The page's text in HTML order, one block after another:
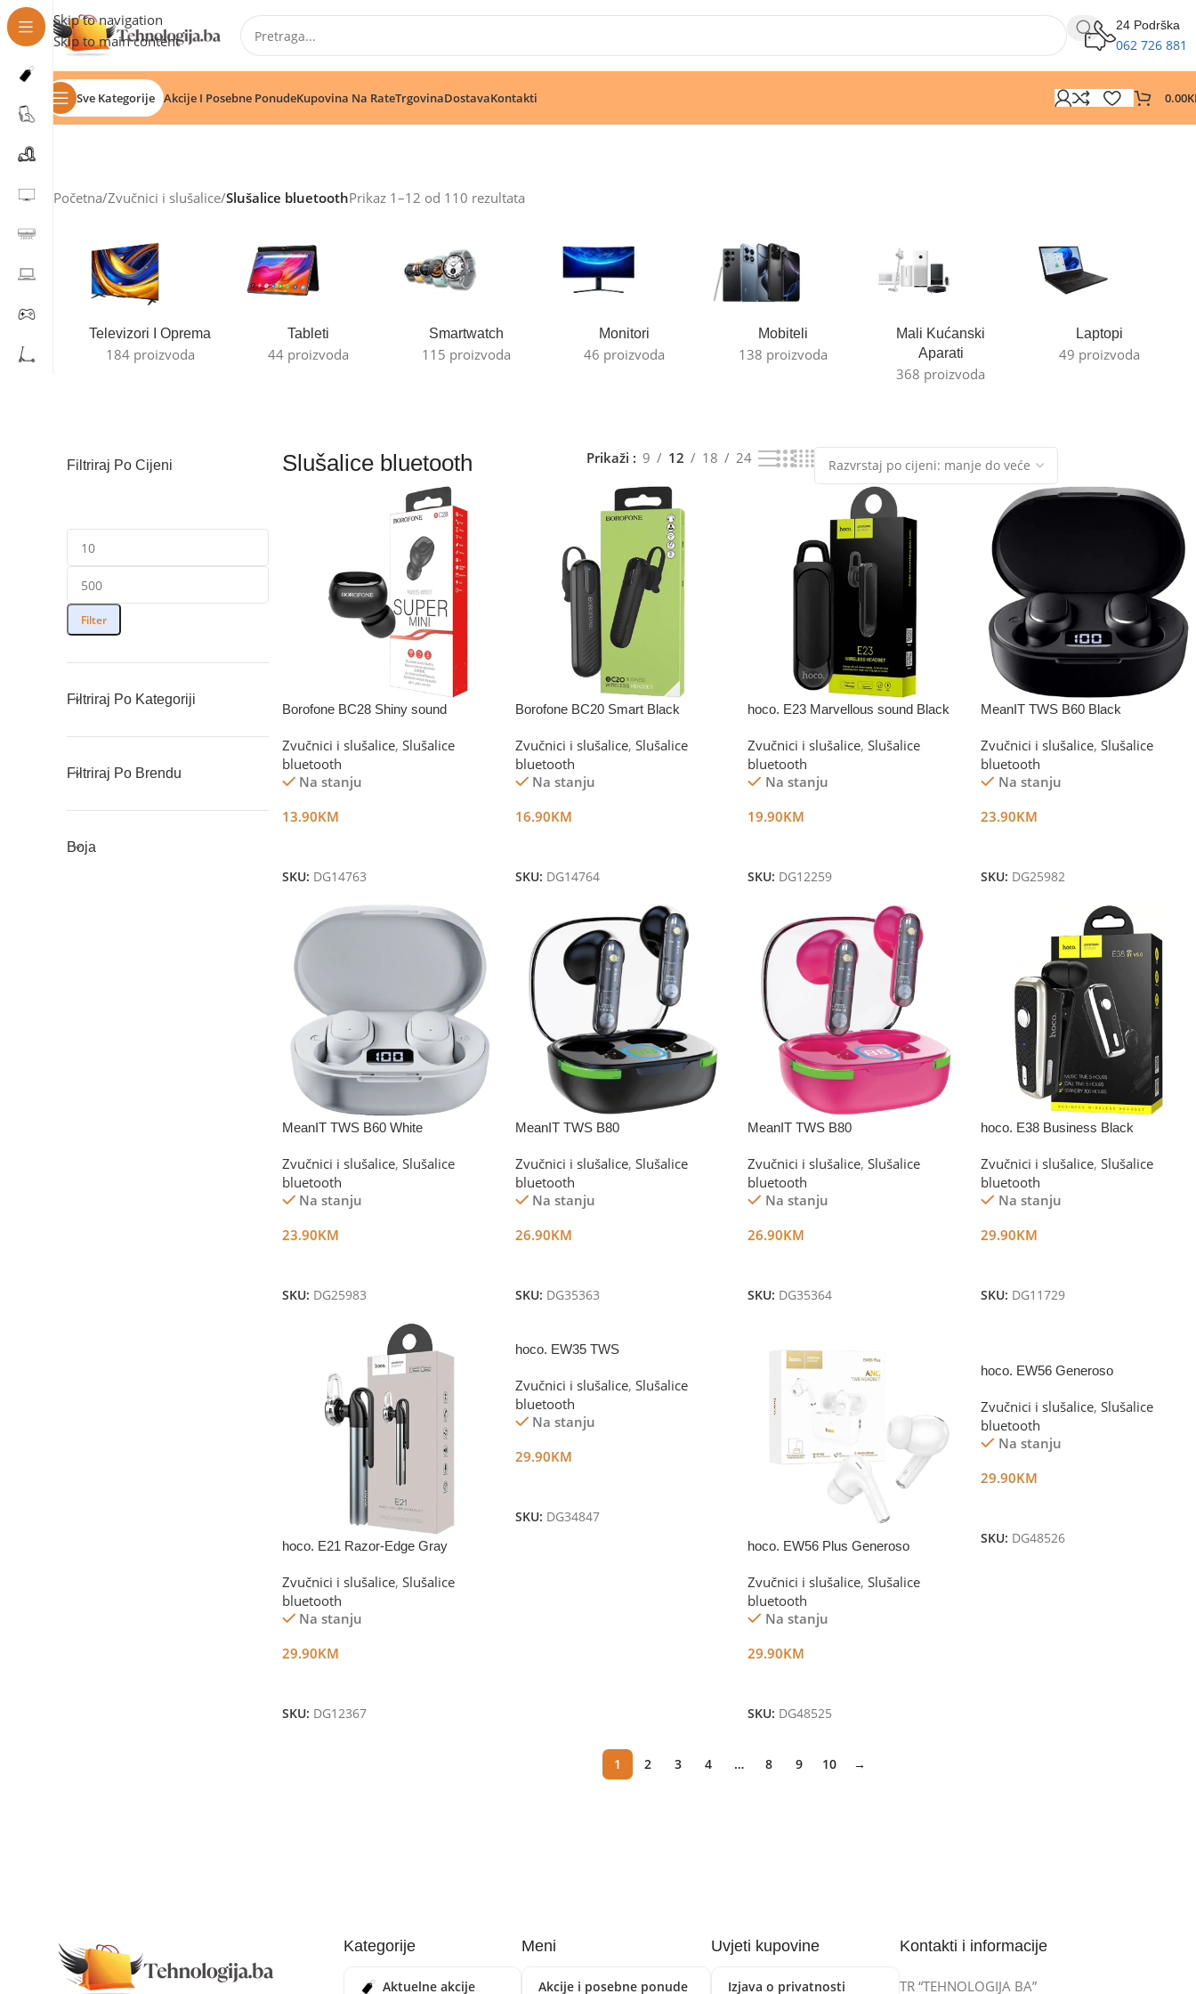
Skip to navigation
Skip to main content
24 Podrška
062 726 881
Sve Kategorije Akcije I Posebne PonudeKupovina Na RateTrgovinaDostavaKontakti 0.00
Početna/Zvučnici i slušalice/Slušalice bluetoothPrikaz 1–12 od 110 rezultata
Televizori I Oprema
184 proizvoda
Tableti
44 proizvoda
Smartwatch
115 proizvoda
Monitori
46 proizvoda
Mobiteli
138 proizvoda
Mali Kućanski
Aparati
368 proizvoda
Laptopi
49 proizvoda
Filtriraj Po Cijeni
Filter
Filtriraj Po Kategoriji
Filtriraj Po Brendu
Boja
Slušalice bluetooth Prikaži 9 12 18 24
Borofone BC28 Shiny sound
Zvučnici i slušalice, Slušalice
bluetooth
Na stanju
13.90KM
SKU: DG14763
Borofone BC20 Smart Black
Zvučnici i slušalice, Slušalice
bluetooth
Na stanju
16.90KM
SKU: DG14764
hoco. E23 Marvellous sound Black
Zvučnici i slušalice, Slušalice
bluetooth
Na stanju
19.90KM
SKU: DG12259
MeanIT TWS B60 Black
Zvučnici i slušalice, Slušalice
bluetooth
Na stanju
23.90KM
SKU: DG25982
MeanIT TWS B60 White
Zvučnici i slušalice, Slušalice
bluetooth
Na stanju
23.90KM
SKU: DG25983
MeanIT TWS B80
Zvučnici i slušalice, Slušalice
bluetooth
Na stanju
26.90KM
SKU: DG35363
MeanIT TWS B80
Zvučnici i slušalice, Slušalice
bluetooth
Na stanju
26.90KM
SKU: DG35364
hoco. E38 Business Black
Zvučnici i slušalice, Slušalice
bluetooth
Na stanju
29.90KM
SKU: DG11729
hoco. E21 Razor-Edge Gray
Zvučnici i slušalice, Slušalice
bluetooth
Na stanju
29.90KM
SKU: DG12367
hoco. EW35 TWS
Zvučnici i slušalice, Slušalice
bluetooth
Na stanju
29.90KM
SKU: DG34847
hoco. EW56 Plus Generoso
Zvučnici i slušalice, Slušalice
bluetooth
Na stanju
29.90KM
SKU: DG48525
hoco. EW56 Generoso
Zvučnici i slušalice, Slušalice
bluetooth
Na stanju
29.90KM
SKU: DG48526
1 2 3 4 … 8 9 10 →
Kategorije
Aktuelne akcije
Meni
Akcije i posebne ponude
Uvjeti kupovine
Izjava o privatnosti
Kontakti i informacije
TR “TEHNOLOGIJA BA”